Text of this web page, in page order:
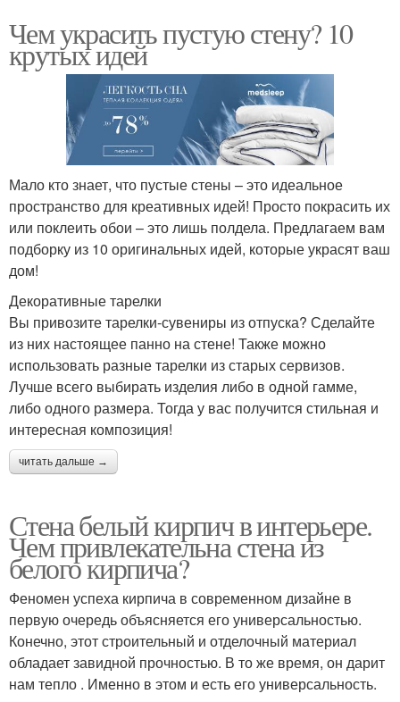
Чем украсить пустую стену? 10
крутых идей
Мало кто знает, что пустые стены – это идеальное
пространство для креативных идей! Просто покрасить их
или поклеить обои – это лишь полдела. Предлагаем вам
подборку из 10 оригинальных идей, которые украсят ваш
дом!
Декоративные тарелки
Вы привозите тарелки-сувениры из отпуска? Сделайте
из них настоящее панно на стене! Также можно
использовать разные тарелки из старых сервизов.
Лучше всего выбирать изделия либо в одной гамме,
либо одного размера. Тогда у вас получится стильная и
интересная композиция!
читать дальше →
Стена белый кирпич в интерьере.
Чем привлекательна стена из
белого кирпича?
Феномен успеха кирпича в современном дизайне в
первую очередь объясняется его универсальностью.
Конечно, этот строительный и отделочный материал
обладает завидной прочностью. В то же время, он дарит
нам тепло . Именно в этом и есть его универсальность.